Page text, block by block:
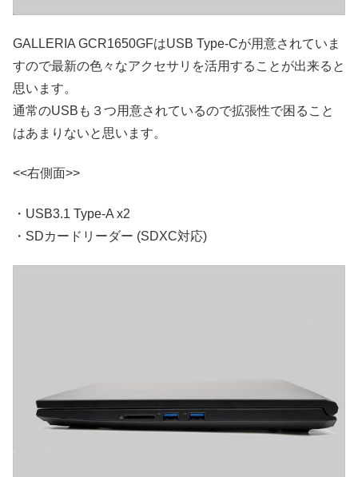
GALLERIA GCR1650GFはUSB Type-Cが用意されていま
すので最新の色々なアクセサリを活用することが出来ると
思います。
通常のUSBも３つ用意されているので拡張性で困ること
はあまりないと思います。
<<右側面>>
・USB3.1 Type-A x2
・SDカードリーダー (SDXC対応)